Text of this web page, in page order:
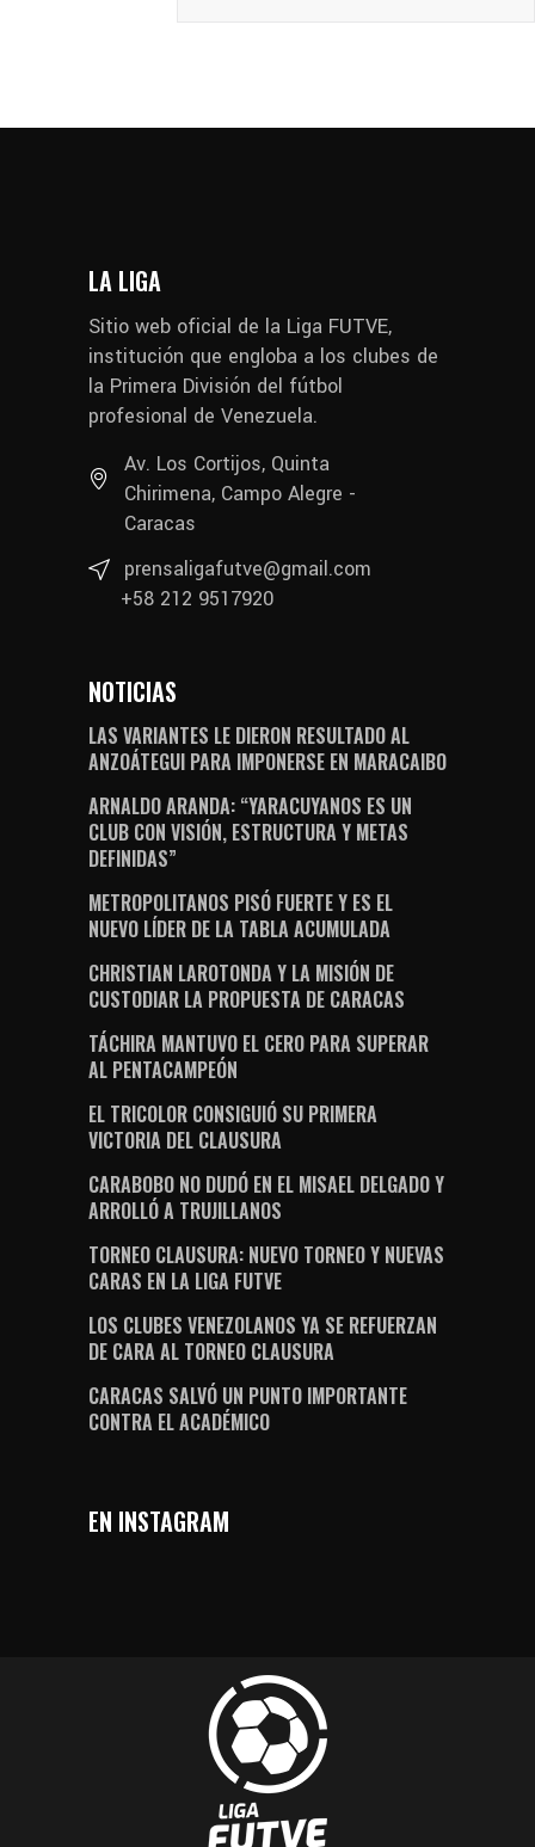
LA LIGA
Sitio web oficial de la Liga FUTVE,
institución que engloba a los clubes de
la Primera División del fútbol
profesional de Venezuela.
Av. Los Cortijos, Quinta
Chirimena, Campo Alegre -
Caracas
prensaligafutve@gmail.com
+58 212 9517920
NOTICIAS
LAS VARIANTES LE DIERON RESULTADO AL
ANZOÁTEGUI PARA IMPONERSE EN MARACAIBO
ARNALDO ARANDA: “YARACUYANOS ES UN
CLUB CON VISIÓN, ESTRUCTURA Y METAS
DEFINIDAS”
METROPOLITANOS PISÓ FUERTE Y ES EL
NUEVO LÍDER DE LA TABLA ACUMULADA
CHRISTIAN LAROTONDA Y LA MISIÓN DE
CUSTODIAR LA PROPUESTA DE CARACAS
TÁCHIRA MANTUVO EL CERO PARA SUPERAR
AL PENTACAMPEÓN
EL TRICOLOR CONSIGUIÓ SU PRIMERA
VICTORIA DEL CLAUSURA
CARABOBO NO DUDÓ EN EL MISAEL DELGADO Y
ARROLLÓ A TRUJILLANOS
TORNEO CLAUSURA: NUEVO TORNEO Y NUEVAS
CARAS EN LA LIGA FUTVE
LOS CLUBES VENEZOLANOS YA SE REFUERZAN
DE CARA AL TORNEO CLAUSURA
CARACAS SALVÓ UN PUNTO IMPORTANTE
CONTRA EL ACADÉMICO
EN INSTAGRAM